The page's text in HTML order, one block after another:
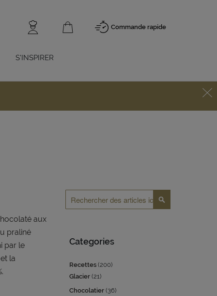
Commande rapide
S'INSPIRER
aux
praliné
par le
la
Rechercher
Rechercher
Categories
Recettes(200)
Glacier(21)
Chocolatier(36)